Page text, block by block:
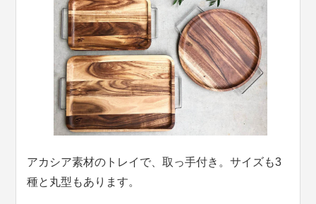
アカシア素材のトレイで、取っ手付き。サイズも3
種と丸型もあります。